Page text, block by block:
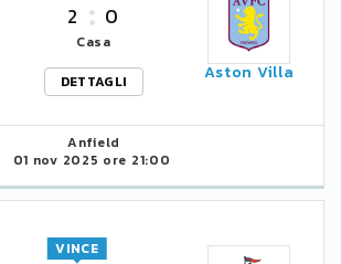
2 0
Casa
DETTAGLI
Aston Villa
Anfield
01 nov 2025 ore 21:00
VINCE